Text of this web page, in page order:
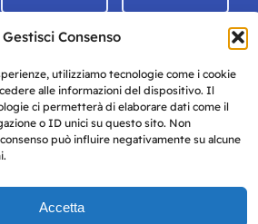
Gestisci Consenso
utilizziamo tecnologie come i cookie
alle informazioni del dispositivo. Il
ci permetterà di elaborare dati come il
o ID unici su questo sito. Non
può influire negativamente su alcune
Accetta
registrata presso il tribunale di